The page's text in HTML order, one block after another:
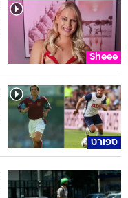
Sheee
ספורט